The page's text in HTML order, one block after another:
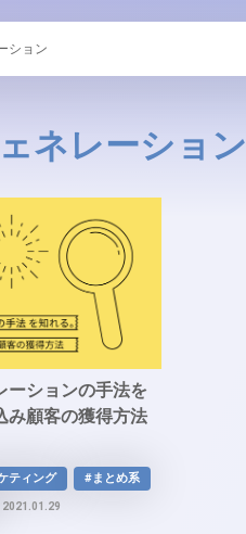
ション
ネレーション
ーションの手法を
み顧客の獲得方法
ティング
#まとめ系
2021.01.29